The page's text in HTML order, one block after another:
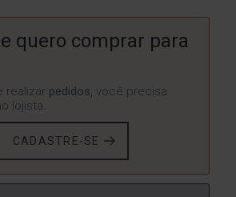
e quero comprar para
realizar pedidos, você precisa
lojista.
CADASTRE-SE